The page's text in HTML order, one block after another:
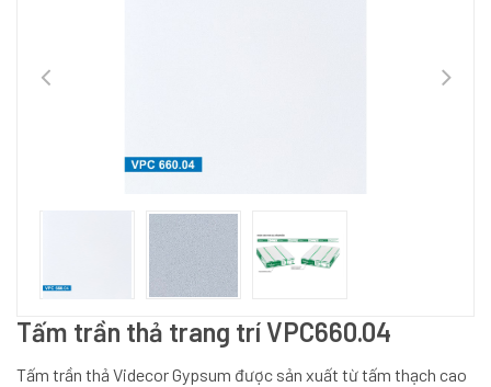
Tấm trần thả trang trí VPC660.04
Tấm trần thả Videcor Gypsum được sản xuất từ tấm thạch cao